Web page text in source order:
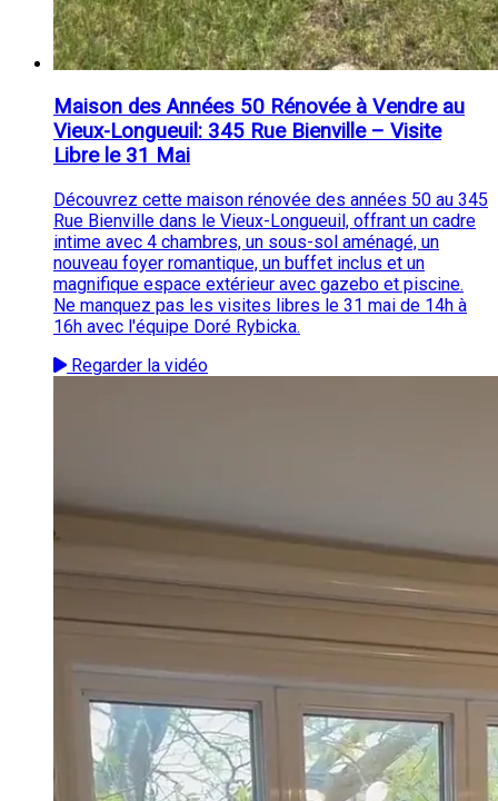
Maison des Années 50 Rénovée à Vendre au
Vieux-Longueuil: 345 Rue Bienville – Visite
Libre le 31 Mai
Découvrez cette maison rénovée des années 50 au 345
Rue Bienville dans le Vieux-Longueuil, offrant un cadre
intime avec 4 chambres, un sous-sol aménagé, un
nouveau foyer romantique, un buffet inclus et un
magnifique espace extérieur avec gazebo et piscine.
Ne manquez pas les visites libres le 31 mai de 14h à
16h avec l'équipe Doré Rybicka.
Regarder la vidéo